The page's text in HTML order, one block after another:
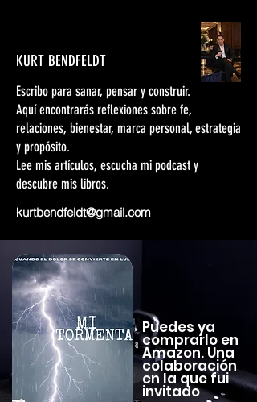
KURT BENDFELDT
Escribo para sanar, pensar y construir.
Aquí encontrarás reflexiones sobre fe,
relaciones, bienestar, marca personal, estrategia
y propósito.
Lee mis artículos, escucha mi podcast y
descubre mis libros.
kurtbendfeldt@gmail.com
Puedes ya
comprarlo en
Amazon. Una
colaboración
en la que fui
invitado